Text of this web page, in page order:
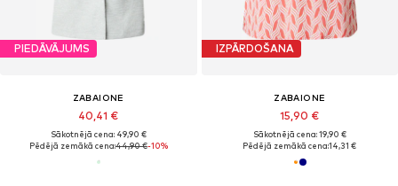
PIEDĀVĀJUMS
ZABAIONE
40,41 €
Sākotnējā cena: 49,90 €
Pēdējā zemākā cena:44,90 €-10%
IZPĀRDOŠANA
ZABAIONE
15,90 €
Sākotnējā cena: 19,90 €
Pēdējā zemākā cena:14,31 €